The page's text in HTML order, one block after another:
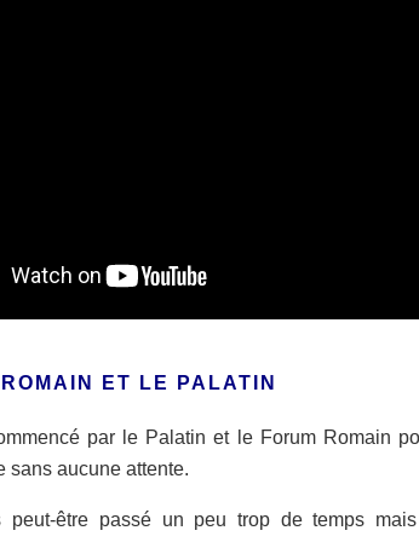
ET LE PALATIN
par le Palatin et le Forum Romain
sans aucune attente.
peut-être passé un peu trop de temps